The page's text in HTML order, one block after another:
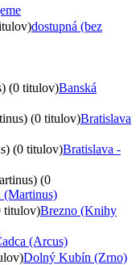
dostupná (bez
(0 titulov)Banská
(0 titulov)Bratislava
(0 titulov)Bratislava -
(0
(Martinus)
titulov)Brezno (Knihy
(Arcus)
Dolný Kubín (Zrno)